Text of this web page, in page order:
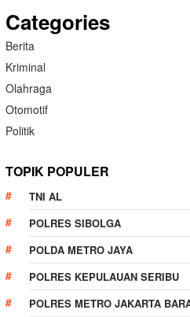
Categories
Berita
Kriminal
Olahraga
Otomotif
Politik
TOPIK POPULER
TNI AL
POLRES SIBOLGA
POLDA METRO JAYA
POLRES KEPULAUAN SERIBU
POLRES METRO JAKARTA